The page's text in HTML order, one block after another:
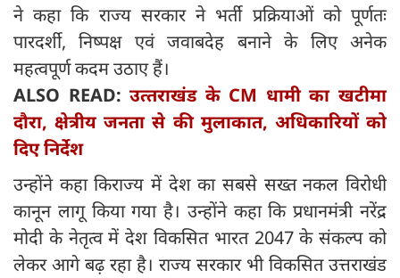
ने कहा कि राज्य सरकार ने भर्ती प्रक्रियाओं को पूर्णतः
पारदर्शी, निष्पक्ष एवं जवाबदेह बनाने के लिए अनेक
महत्वपूर्ण कदम उठाए हैं।
ALSO READ:उत्‍तराखंड के CM धामी का खटीमा
दौरा, क्षेत्रीय जनता से की मुलाकात, अधिकारियों को
दिए निर्देश
उन्होंने कहा किराज्य में देश का सबसे सख्त नकल विरोधी
कानून लागू किया गया है। उन्होंने कहा कि प्रधानमंत्री नरेंद्र
मोदी के नेतृत्व में देश विकसित भारत 2047 के संकल्प को
लेकर आगे बढ़ रहा है। राज्य सरकार भी विकसित उत्तराखंड